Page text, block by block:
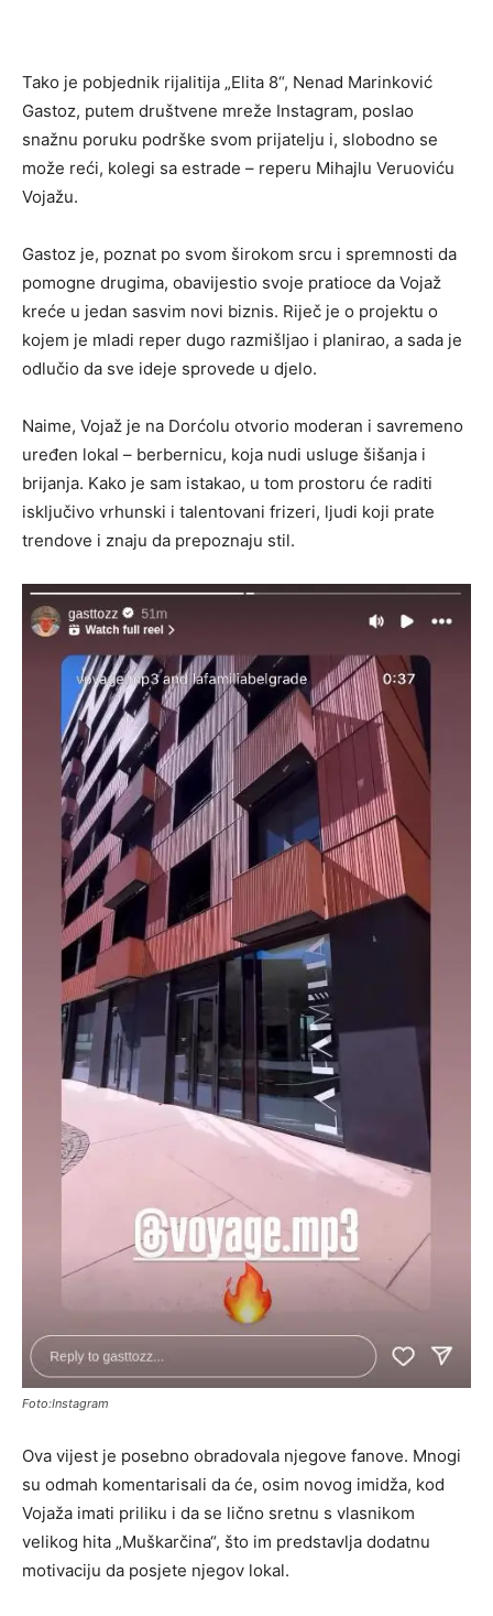
Tako je pobjednik rijalitija „Elita 8“, Nenad Marinković
Gastoz, putem društvene mreže Instagram, poslao
snažnu poruku podrške svom prijatelju i, slobodno se
može reći, kolegi sa estrade – reperu Mihajlu Veruoviću
Vojažu.
Gastoz je, poznat po svom širokom srcu i spremnosti da
pomogne drugima, obavijestio svoje pratioce da Vojaž
kreće u jedan sasvim novi biznis. Riječ je o projektu o
kojem je mladi reper dugo razmišljao i planirao, a sada je
odlučio da sve ideje sprovede u djelo.
Naime, Vojaž je na Dorćolu otvorio moderan i savremeno
uređen lokal – berbernicu, koja nudi usluge šišanja i
brijanja. Kako je sam istakao, u tom prostoru će raditi
isključivo vrhunski i talentovani frizeri, ljudi koji prate
trendove i znaju da prepoznaju stil.
Foto:Instagram
Ova vijest je posebno obradovala njegove fanove. Mnogi
su odmah komentarisali da će, osim novog imidža, kod
Vojaža imati priliku i da se lično sretnu s vlasnikom
velikog hita „Muškarčina“, što im predstavlja dodatnu
motivaciju da posjete njegov lokal.